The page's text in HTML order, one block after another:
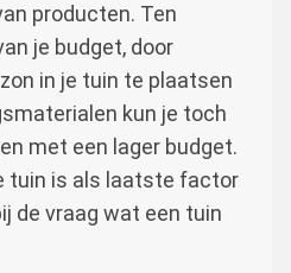
producten. Ten
je budget, door
in je tuin te plaatsen
kun je toch
met een lager budget.
tuin is als laatste factor
de vraag wat een tuin